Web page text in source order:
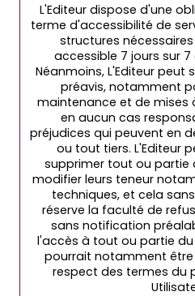
L'Editeur dispose d'une
terme d'accessibilité de
structures
accessible 7 jours sur 7
Néanmoins, L'Editeur peut
préavis, notamment
maintenance et de mises
en aucun cas
préjudices qui peuvent en
ou tout tiers. L'Editeur
supprimer tout ou partie
modifier leurs teneur
techniques, et cela
réserve la faculté de
sans notification
l'accès à tout ou partie du
pourrait notamment
respect des termes du